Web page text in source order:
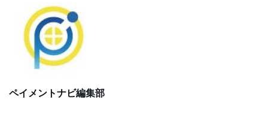
ペイメントナビ編集部